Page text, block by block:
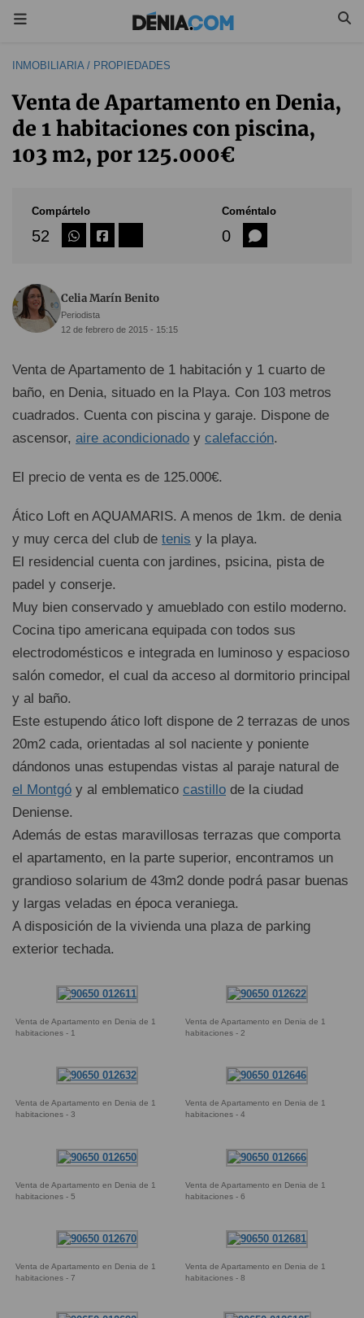
INMOBILIARIA / PROPIEDADES
Venta de Apartamento en Denia,
de 1 habitaciones con piscina,
103 m2, por 125.000€
Compártelo
52
Coméntalo
0
Celia Marín Benito
Periodista
12 de febrero de 2015 - 15:15
Venta de Apartamento de 1 habitación y 1 cuarto de
baño, en Denia, situado en la Playa. Con 103 metros
cuadrados. Cuenta con piscina y garaje. Dispone de
ascensor, aire acondicionado y calefacción.
El precio de venta es de 125.000€.
Ático Loft en AQUAMARIS. A menos de 1km. de denia
y muy cerca del club de tenis y la playa.
El residencial cuenta con jardines, psicina, pista de
padel y conserje.
Muy bien conservado y amueblado con estilo moderno.
Cocina tipo americana equipada con todos sus
electrodomésticos e integrada en luminoso y espacioso
salón comedor, el cual da acceso al dormitorio principal
y al baño.
Este estupendo ático loft dispone de 2 terrazas de unos
20m2 cada, orientadas al sol naciente y poniente
dándonos unas estupendas vistas al paraje natural de
el Montgó y al emblematico castillo de la ciudad
Deniense.
Además de estas maravillosas terrazas que comporta
el apartamento, en la parte superior, encontramos un
grandioso solarium de 43m2 donde podrá pasar buenas
y largas veladas en época veraniega.
A disposición de la vivienda una plaza de parking
exterior techada.
Venta de Apartamento en Denia de 1
habitaciones - 1
Venta de Apartamento en Denia de 1
habitaciones - 2
Venta de Apartamento en Denia de 1
habitaciones - 3
Venta de Apartamento en Denia de 1
habitaciones - 4
Venta de Apartamento en Denia de 1
habitaciones - 5
Venta de Apartamento en Denia de 1
habitaciones - 6
Venta de Apartamento en Denia de 1
habitaciones - 7
Venta de Apartamento en Denia de 1
habitaciones - 8